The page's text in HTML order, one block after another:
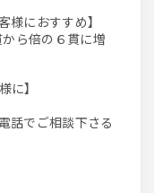
様におすすめ】
ら倍の６貫に増
に】
話でご相談下さる